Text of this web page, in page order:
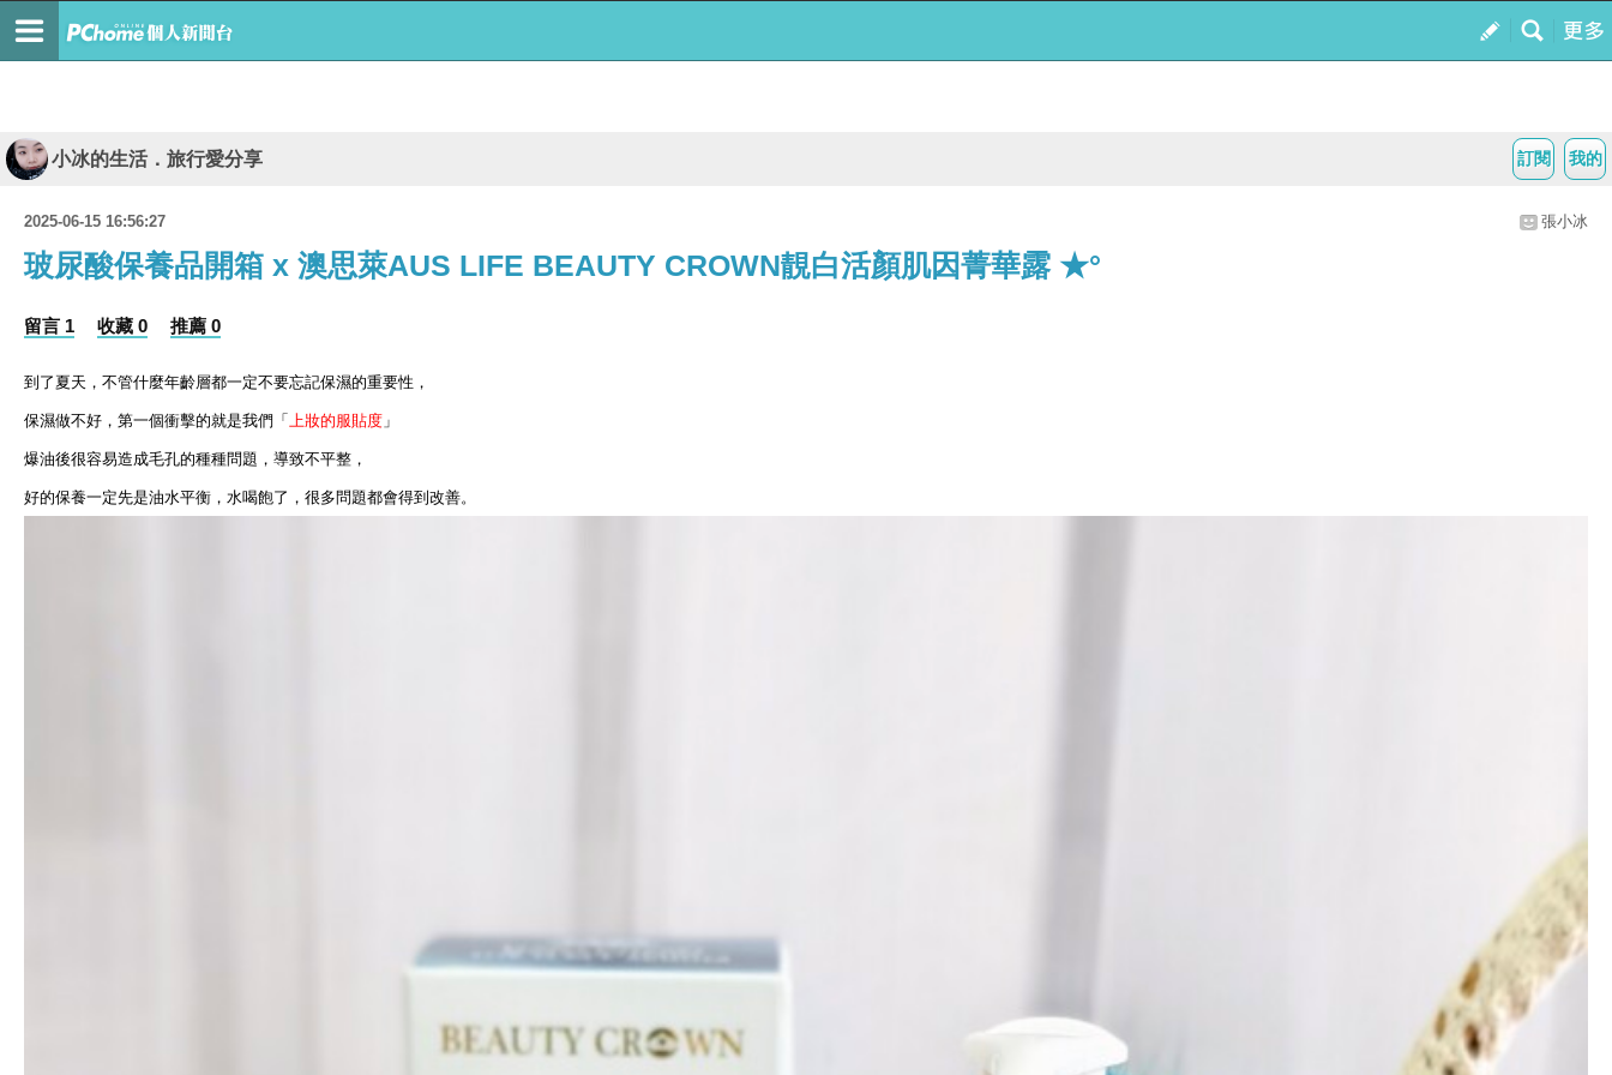
我的
訂閱
小冰的生活．旅行愛分享
2025-06-15 16:56:27 張小冰
玻尿酸保養品開箱 x 澳思萊AUS LIFE BEAUTY CROWN靚白活顏肌因菁華露 ★°
留言 1 收藏 0 推薦 0
到了夏天，不管什麼年齡層都一定不要忘記保濕的重要性，
保濕做不好，第一個衝擊的就是我們「 上妝的服貼度 」
爆油後很容易造成毛孔的種種問題，導致不平整，
好的保養一定先是油水平衡，水喝飽了，很多問題都會得到改善。